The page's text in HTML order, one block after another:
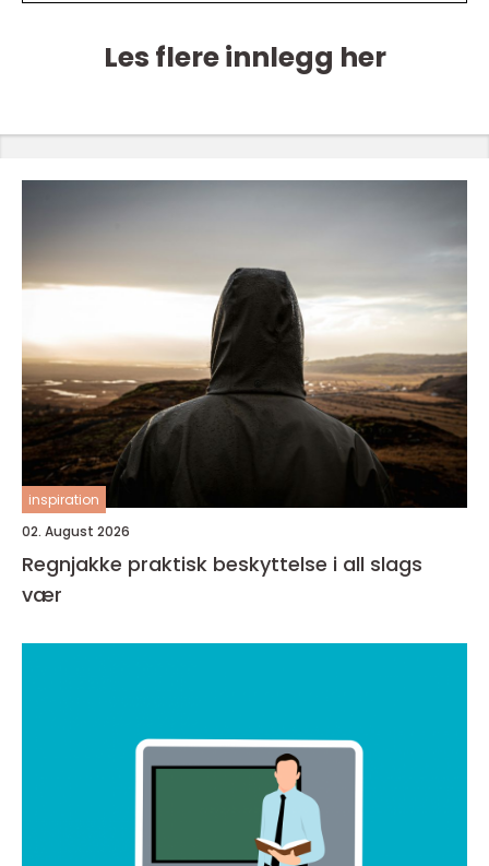
Les flere innlegg her
inspiration
02. August 2026
Regnjakke praktisk beskyttelse i all slags
vær